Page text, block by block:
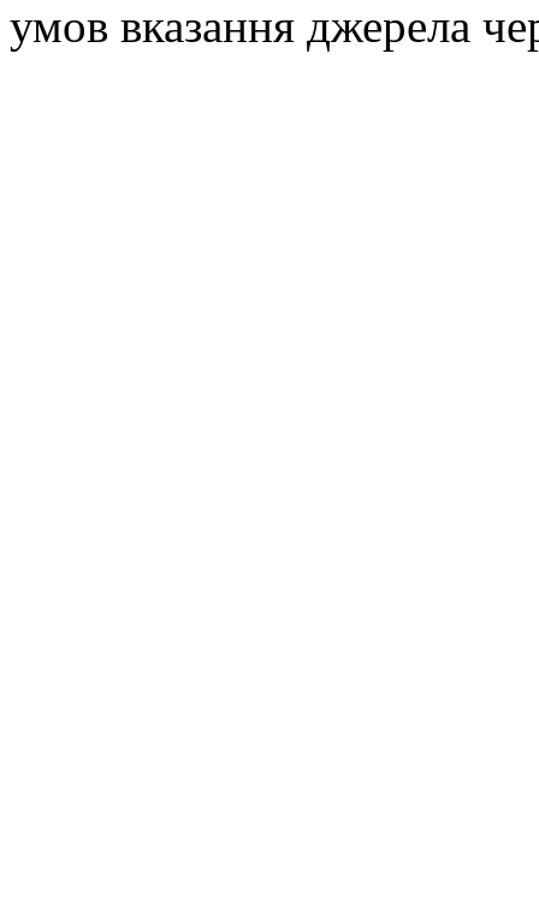
умов вказання джерела